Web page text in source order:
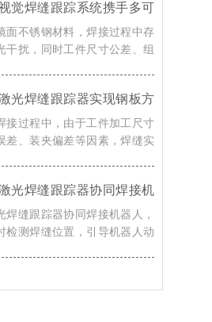
转向架适应能力。
觉焊缝跟踪系统携手多可
，赋能酿酒桶焊接智能化
面不锈钢材料，焊接过程中存
干扰，同时工件尺寸公差、组
过实时视觉检测与智能轨迹修
酿酒桶焊接智能化升级。
光焊缝跟踪器实现钢板方
焊接自动化的解决方案
接过程中，由于工件加工尺寸
差、装夹偏差等因素，焊缝实
效率。对此，创想智控激光焊
同各类焊接机器人实现更加高
动化焊接。
光焊缝跟踪器协同焊接机
浮箱焊接实时跟踪与智能
焊缝跟踪器协同焊接机器人，
检测焊缝位置，引导机器人动